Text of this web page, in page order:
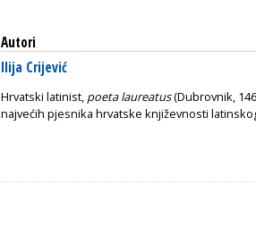
Autori
Ilija Crijević
Hrvatski latinist, poeta laureatus(Dubrovnik,
najvećih pjesnika hrvatske književnosti